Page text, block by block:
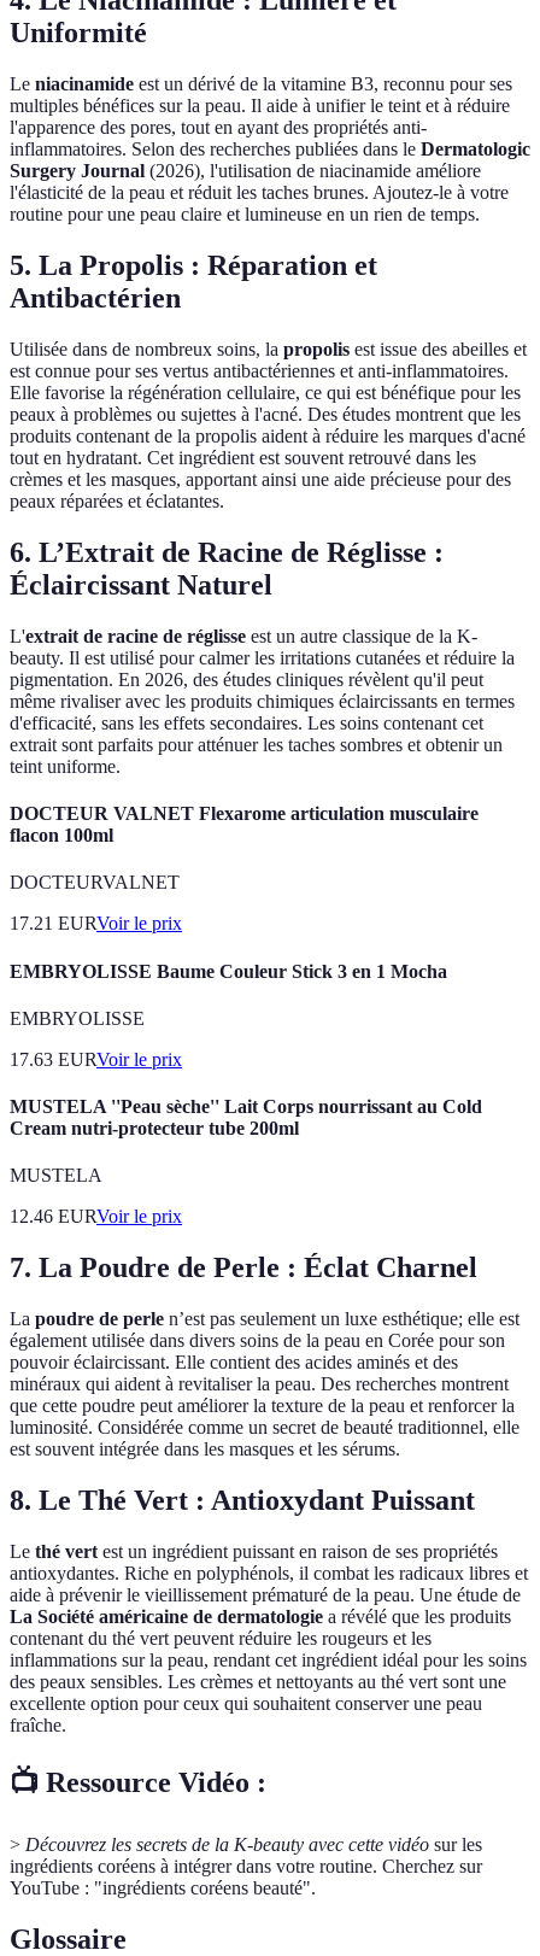
Uniformité
Le niacinamide est un dérivé de la vitamine B3, reconnu pour ses
multiples bénéfices sur la peau. Il aide à unifier le teint et à réduire
l'apparence des pores, tout en ayant des propriétés anti-
inflammatoires. Selon des recherches publiées dans le Dermatologic
Surgery Journal (2026), l'utilisation de niacinamide améliore
l'élasticité de la peau et réduit les taches brunes. Ajoutez-le à votre
routine pour une peau claire et lumineuse en un rien de temps.
5. La Propolis : Réparation et
Antibactérien
Utilisée dans de nombreux soins, la propolis est issue des abeilles et
est connue pour ses vertus antibactériennes et anti-inflammatoires.
Elle favorise la régénération cellulaire, ce qui est bénéfique pour les
peaux à problèmes ou sujettes à l'acné. Des études montrent que les
produits contenant de la propolis aident à réduire les marques d'acné
tout en hydratant. Cet ingrédient est souvent retrouvé dans les
crèmes et les masques, apportant ainsi une aide précieuse pour des
peaux réparées et éclatantes.
6. L’Extrait de Racine de Réglisse :
Éclaircissant Naturel
L'extrait de racine de réglisse est un autre classique de la K-
beauty. Il est utilisé pour calmer les irritations cutanées et réduire la
pigmentation. En 2026, des études cliniques révèlent qu'il peut
même rivaliser avec les produits chimiques éclaircissants en termes
d'efficacité, sans les effets secondaires. Les soins contenant cet
extrait sont parfaits pour atténuer les taches sombres et obtenir un
teint uniforme.
DOCTEUR VALNET Flexarome articulation musculaire
flacon 100ml
DOCTEURVALNET
17.21 EURVoir le prix
EMBRYOLISSE Baume Couleur Stick 3 en 1 Mocha
EMBRYOLISSE
17.63 EURVoir le prix
MUSTELA ''Peau sèche'' Lait Corps nourrissant au Cold
Cream nutri-protecteur tube 200ml
MUSTELA
12.46 EURVoir le prix
7. La Poudre de Perle : Éclat Charnel
La poudre de perle n’est pas seulement un luxe esthétique; elle est
également utilisée dans divers soins de la peau en Corée pour son
pouvoir éclaircissant. Elle contient des acides aminés et des
minéraux qui aident à revitaliser la peau. Des recherches montrent
que cette poudre peut améliorer la texture de la peau et renforcer la
luminosité. Considérée comme un secret de beauté traditionnel, elle
est souvent intégrée dans les masques et les sérums.
8. Le Thé Vert : Antioxydant Puissant
Le thé vert est un ingrédient puissant en raison de ses propriétés
antioxydantes. Riche en polyphénols, il combat les radicaux libres et
aide à prévenir le vieillissement prématuré de la peau. Une étude de
La Société américaine de dermatologie a révélé que les produits
contenant du thé vert peuvent réduire les rougeurs et les
inflammations sur la peau, rendant cet ingrédient idéal pour les soins
des peaux sensibles. Les crèmes et nettoyants au thé vert sont une
excellente option pour ceux qui souhaitent conserver une peau
fraîche.
📺 Ressource Vidéo :
> Découvrez les secrets de la K-beauty avec cette vidéo sur les
ingrédients coréens à intégrer dans votre routine. Cherchez sur
YouTube : "ingrédients coréens beauté".
Glossaire